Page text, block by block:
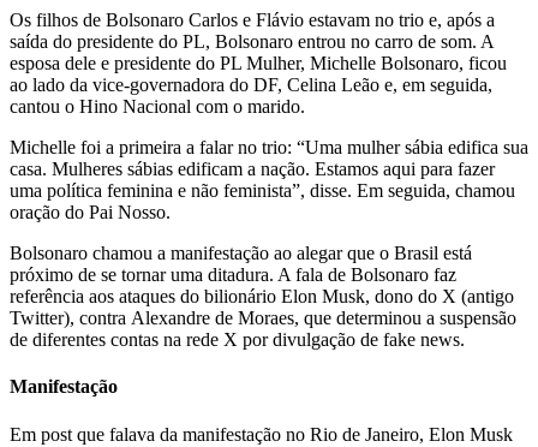
Os filhos de Bolsonaro Carlos e Flávio estavam no trio e, após a
saída do presidente do PL, Bolsonaro entrou no carro de som. A
esposa dele e presidente do PL Mulher, Michelle Bolsonaro, ficou
ao lado da vice-governadora do DF, Celina Leão e, em seguida,
cantou o Hino Nacional com o marido.
Michelle foi a primeira a falar no trio: “Uma mulher sábia edifica sua
casa. Mulheres sábias edificam a nação. Estamos aqui para fazer
uma política feminina e não feminista”, disse. Em seguida, chamou
oração do Pai Nosso.
Bolsonaro chamou a manifestação ao alegar que o Brasil está
próximo de se tornar uma ditadura. A fala de Bolsonaro faz
referência aos ataques do bilionário Elon Musk, dono do X (antigo
Twitter), contra Alexandre de Moraes, que determinou a suspensão
de diferentes contas na rede X por divulgação de fake news.
Manifestação
Em post que falava da manifestação no Rio de Janeiro, Elon Musk